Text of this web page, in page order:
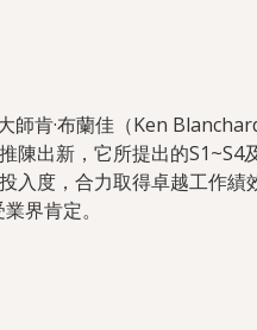
肯·布蘭佳（Ken
陳出新，它所提出的
入度，合力取得卓越工作
界肯定。